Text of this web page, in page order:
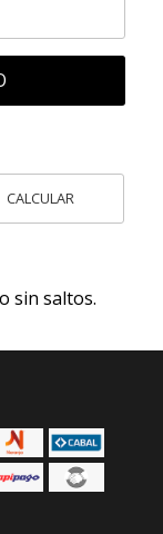
CALCULAR
sin saltos.